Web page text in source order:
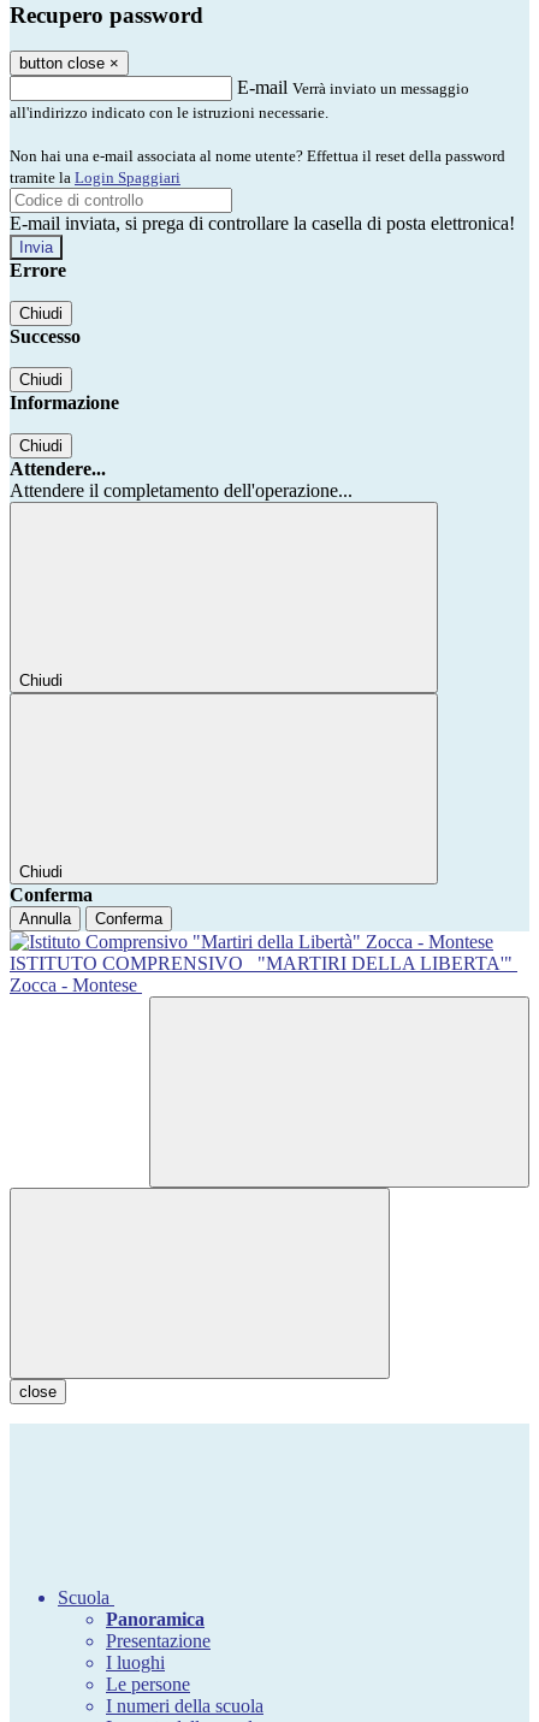
Recupero password
button close ×
E-mail Verrà inviato un messaggio
all'indirizzo indicato con le istruzioni necessarie.
Non hai una e-mail associata al nome utente? Effettua il reset della password
tramite la Login Spaggiari
E-mail inviata, si prega di controllare la casella di posta elettronica!
Errore
Chiudi
Successo
Chiudi
Informazione
Chiudi
Attendere...
Attendere il completamento dell'operazione...
Chiudi
Chiudi
Conferma
Annulla Conferma
ISTITUTO COMPRENSIVO
"MARTIRI DELLA LIBERTA'"
Zocca - Montese
close
Scuola
Panoramica
Presentazione
I luoghi
Le persone
I numeri della scuola